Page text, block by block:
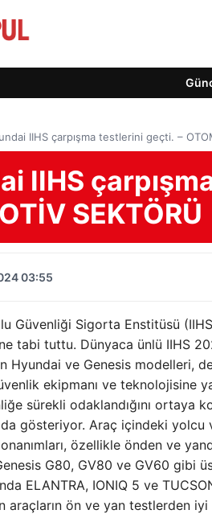
IIHS çarpışma testlerini geçti. –
IIHS
SEKTÖRÜ
03:55
Güvenliği Sigorta Enstitüsü
tabi tuttu. Dünyaca ünlü IIHS
Hyundai ve Genesis modelleri,
ekipmanı ve teknolojisine
sürekli odaklandığını ortaya
da gösteriyor. Araç içindeki
özellikle önden ve
G80, GV80 ve GV60 gibi
ELANTRA, IONIQ 5 ve
araçların ön ve yan testlerden